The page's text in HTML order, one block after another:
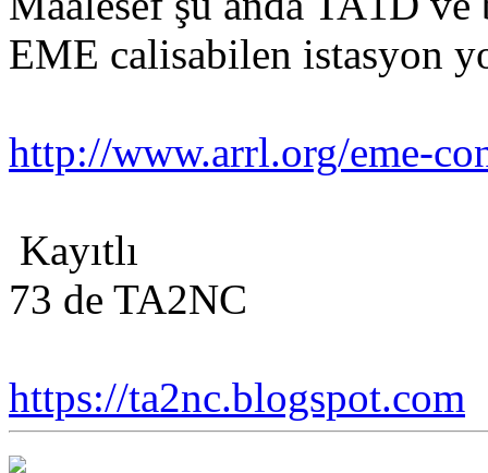
EME calisabilen istasyon
http://www.arrl.org/eme-
Kayıtlı
73 de TA2NC
https://ta2nc.blogspot.com